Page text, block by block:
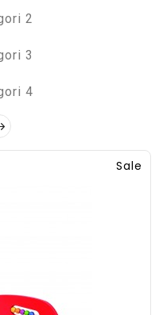
2
3
4
Sale